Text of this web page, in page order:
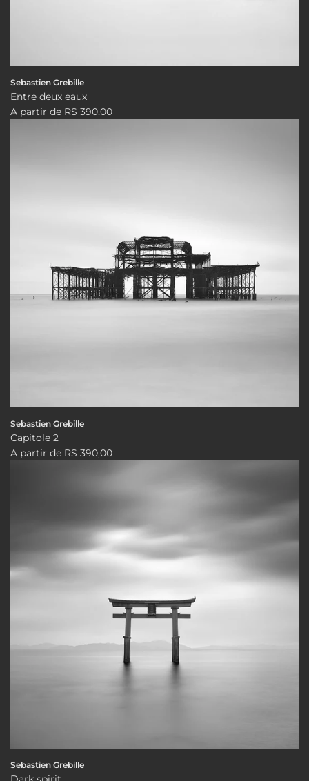
Sebastien Grebille
Entre deux eaux
A partir de R$ 390,00
Sebastien Grebille
Capitole 2
A partir de R$ 390,00
Sebastien Grebille